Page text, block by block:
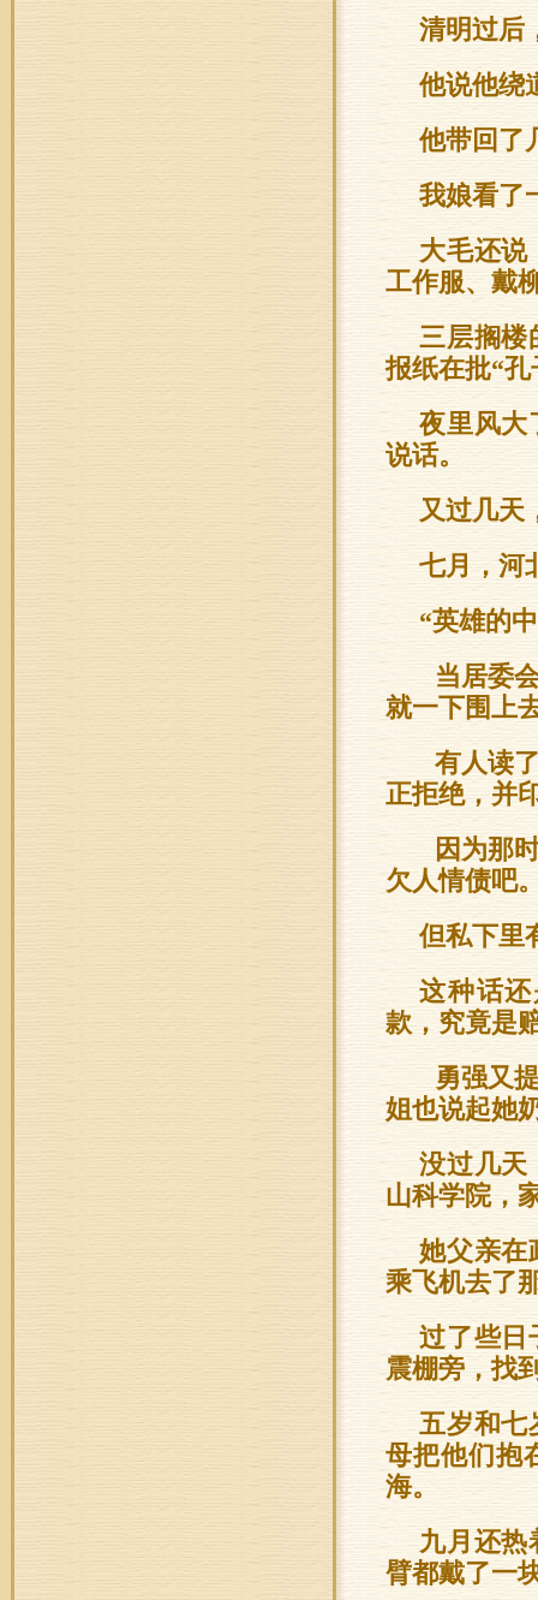
清明过后
他说他绕
他带回了
我娘看了
大毛还说
工作服、戴
三层搁楼
报纸在批“
夜里风大
说话。
又过几天
七月，河
“英雄的
当居委
就一下围上
有人读
正拒绝，并
因为那
欠人情债吧
但私下里
这种话
款，究竟是
勇强又
姐也说起她
没过几天
山科学院，
她父亲在
乘飞机去了
过了些日
震棚旁，找
五岁和七
母把他们抱
海。
九月还热
臂都戴了一